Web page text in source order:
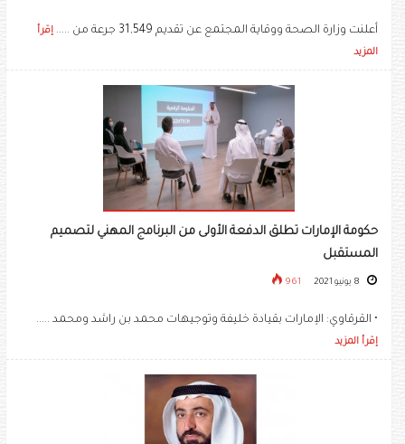
أعلنت وزارة الصحة ووقاية المجتمع عن تقديم 31,549 جرعة من .....
إقرأ
المزيد
حكومة الإمارات تطلق الدفعة الأولى من البرنامج المهني لتصميم
المستقبل
961
• القرقاوي: الإمارات بقيادة خليفة وتوجيهات محمد بن راشد ومحمد .....
إقرأ المزيد